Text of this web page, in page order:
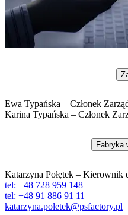
Ewa Typańska – Członek
Karina Typańska – Członek
Fabryka
Katarzyna Połętek – Kierownik
tel: +48 728 959 148
tel: +48 91 886 91 11
katarzyna.poletek@psfactory.pl